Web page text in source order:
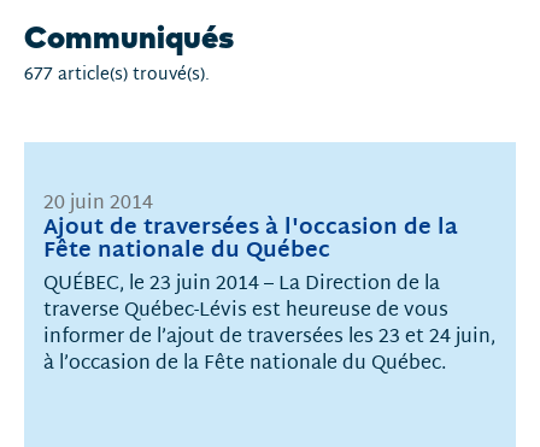
Communiqués
677 article(s) trouvé(s).
Ajout de traversées à l'occasion de la
Fête nationale du Québec
20 juin 2014
QUÉBEC, le 23 juin 2014 – La Direction de la
traverse Québec-Lévis est heureuse de vous
informer de l’ajout de traversées les 23 et 24 juin,
à l’occasion de la Fête nationale du Québec.